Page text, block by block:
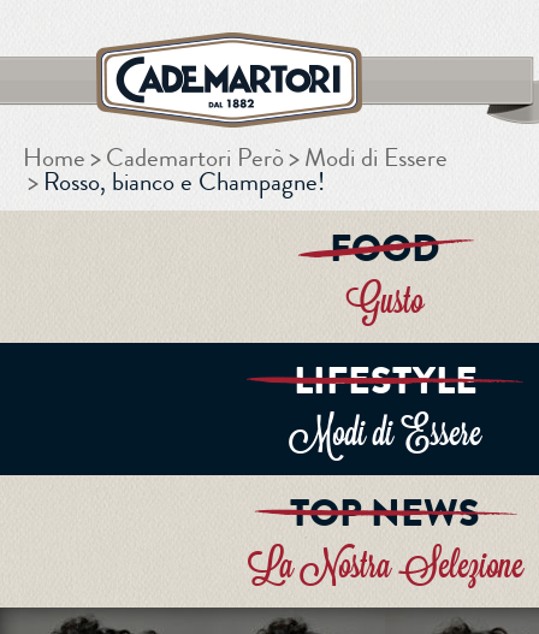
Home Cademartori Però Modi di Essere
Rosso, bianco e Champagne!
FOOD
Gusto
LIFESTYLE
Modi di Essere
TOP NEWS
La Nostra Selezione